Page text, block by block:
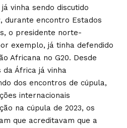
vinha sendo discutido
durante encontro Estados
o presidente norte-
exemplo, já tinha defendido
Africana no G20. Desde
da África já vinha
dos encontros de cúpula,
internacionais
na cúpula de 2023, os
que acreditavam que a